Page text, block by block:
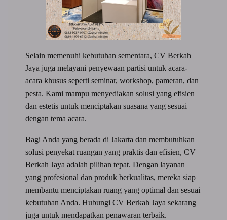
Selain memenuhi kebutuhan sementara, CV Berkah
Jaya juga melayani penyewaan partisi untuk acara-
acara khusus seperti seminar, workshop, pameran, dan
pesta. Kami mampu menyediakan solusi yang efisien
dan estetis untuk menciptakan suasana yang sesuai
dengan tema acara.
Bagi Anda yang berada di Jakarta dan membutuhkan
solusi penyekat ruangan yang praktis dan efisien, CV
Berkah Jaya adalah pilihan tepat. Dengan layanan
yang profesional dan produk berkualitas, mereka siap
membantu menciptakan ruang yang optimal dan sesuai
kebutuhan Anda. Hubungi CV Berkah Jaya sekarang
juga untuk mendapatkan penawaran terbaik.